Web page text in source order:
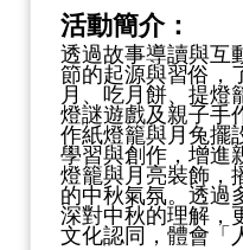
活動簡介：
透過故事導讀與互
節的起源與習俗，
月、吃月餅、提燈
燈謎遊戲及親子手
作紙燈籠與月兔擺
學習與創作，增進
燈籠與月亮裝飾，
的中秋氣氛。透過
深對中秋的理解，
文化認同，體會「